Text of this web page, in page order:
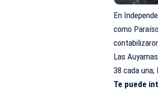
En
como
Las
38 cada una;
Te puede